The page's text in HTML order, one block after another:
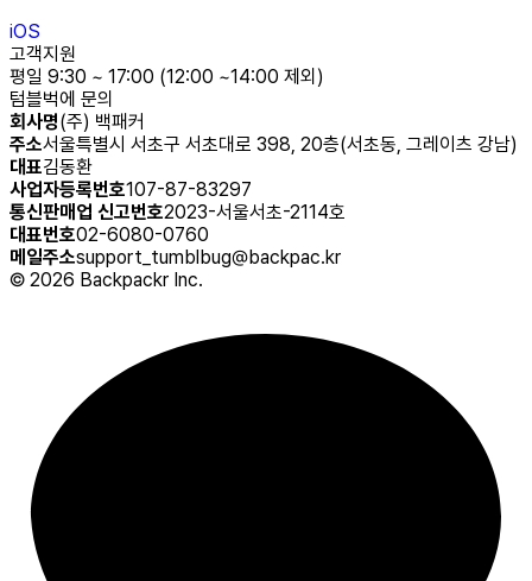
iOS
고객지원
평일 9:30 ~ 17:00 (12:00 ~14:00 제외)
텀블벅에 문의
회사명(주) 백패커
주소서울특별시 서초구 서초대로 398, 20층(서초동, 그레이츠 강남)
대표김동환
사업자등록번호107-87-83297
통신판매업 신고번호2023-서울서초-2114호
대표번호02-6080-0760
메일주소support_tumblbug@backpac.kr
© 2026 Backpackr Inc.